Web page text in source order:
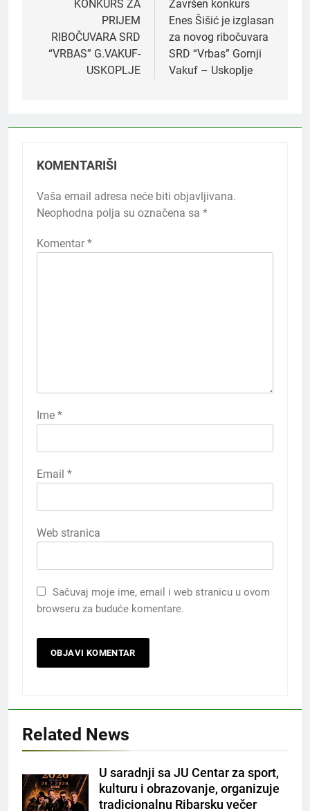
članakaKONKURS ZA
PRIJEM
RIBOČUVARA SRD
“VRBAS” G.VAKUF-
USKOPLJE
Završen konkurs
Enes Šišić je izglasan
za novog ribočuvara
SRD “Vrbas” Gornji
Vakuf – Uskoplje
KOMENTARIŠI
Vaša email adresa neće biti objavljivana.
Neophodna polja su označena sa *
Komentar *
Ime *
Email *
Web stranica
Sačuvaj moje ime, email i web stranicu u ovom
browseru za buduće komentare.
Related News
U saradnji sa JU Centar za sport,
kulturu i obrazovanje, organizuje
tradicionalnu Ribarsku večer